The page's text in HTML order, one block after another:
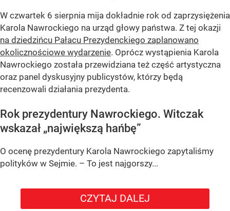
W czwartek 6 sierpnia mija dokładnie rok od zaprzysiężenia
Karola Nawrockiego na urząd głowy państwa. Z tej okazji
na dziedzińcu Pałacu Prezydenckiego zaplanowano
okolicznościowe wydarzenie. Oprócz wystąpienia Karola
Nawrockiego została przewidziana też część artystyczna
oraz panel dyskusyjny publicystów, którzy będą
recenzowali działania prezydenta.
Rok prezydentury Nawrockiego. Witczak
wskazał „największą hańbę”
O ocenę prezydentury Karola Nawrockiego zapytaliśmy
polityków w Sejmie. – To jest najgorszy...
CZYTAJ DALEJ